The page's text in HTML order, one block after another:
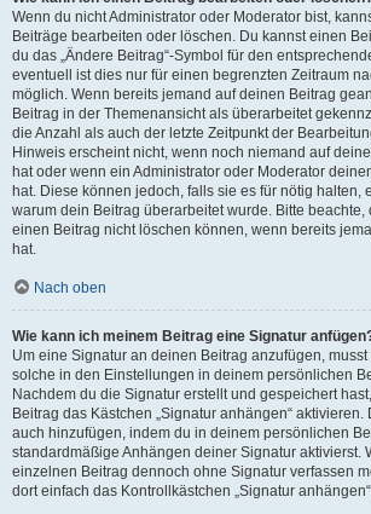
Wenn du nicht Administrator oder Moderator bist,
Beiträge bearbeiten oder löschen. Du kannst einen
du das „Ändere Beitrag“-Symbol für den
eventuell ist dies nur für einen begrenzten Zeitraum
möglich. Wenn bereits jemand auf deinen Beitrag
Beitrag in der Themenansicht als überarbeitet
die Anzahl als auch der letzte Zeitpunkt der
Hinweis erscheint nicht, wenn noch niemand auf
hat oder wenn ein Administrator oder Moderator
hat. Diese können jedoch, falls sie es für nötig halten,
warum dein Beitrag überarbeitet wurde. Bitte
einen Beitrag nicht löschen können, wenn bereits
hat.
Nach oben
Wie kann ich meinem Beitrag eine Signatur
Um eine Signatur an deinen Beitrag anzufügen,
solche in den Einstellungen in deinem persönlichen
Nachdem du die Signatur erstellt und gespeichert
Beitrag das Kästchen „Signatur anhängen“
auch hinzufügen, indem du in deinem persönlichen
standardmäßige Anhängen deiner Signatur aktivierst.
einzelnen Beitrag dennoch ohne Signatur verfassen
dort einfach das Kontrollkästchen „Signatur